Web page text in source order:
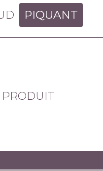
PIQUANT
PRODUIT